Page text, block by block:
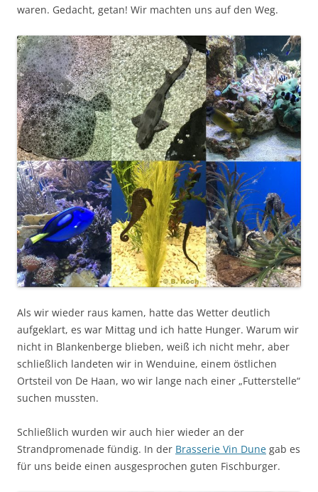
waren. Gedacht, getan! Wir machten uns auf den Weg.
Als wir wieder raus kamen, hatte das Wetter deutlich
aufgeklart, es war Mittag und ich hatte Hunger. Warum wir
nicht in Blankenberge blieben, weiß ich nicht mehr, aber
schließlich landeten wir in Wenduine, einem östlichen
Ortsteil von De Haan, wo wir lange nach einer „Futterstelle“
suchen mussten.
Schließlich wurden wir auch hier wieder an der
Strandpromenade fündig. In der Brasserie Vin Dune gab es
für uns beide einen ausgesprochen guten Fischburger.